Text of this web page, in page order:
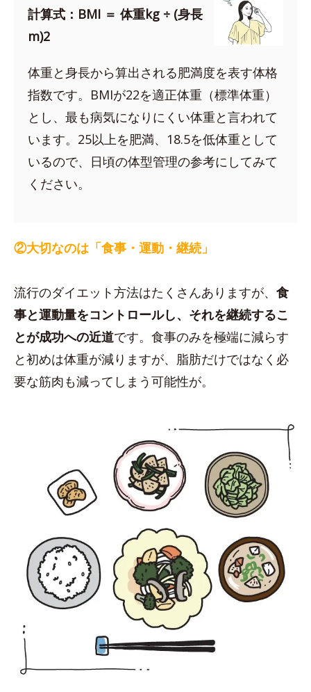
計算式：BMI ＝ 体重kg ÷ (身長
m)2
体重と身長から算出される肥満度を表す体格
指数です。BMIが22を適正体重（標準体重）
とし、最も病気になりにくい体重と言われて
います。25以上を肥満、18.5を低体重として
いるので、日頃の体型管理の参考にしてみて
ください。
②大切なのは「食事・運動・継続」
流行のダイエット方法はたくさんありますが、 食
事と運動量をコントロールし、それを継続するこ
とが成功への近道です。食事のみを極端に減らす
と初めは体重が減りますが、脂肪だけではなく必
要な筋肉も減ってしまう可能性が。